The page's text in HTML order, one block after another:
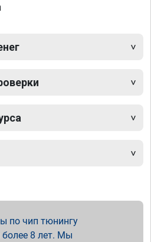
по чип тюнингу
8 лет. Мы